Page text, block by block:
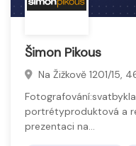
Šimon Pikous
Na Žižkově 1201/15,
portrétyproduktová a
prezentaci na…